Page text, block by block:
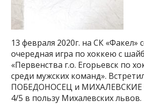
13 февраля 2020г. на СК «Факел»
очередная игра по хоккею с
«Первенства г.о. Егорьевск по
среди мужских команд».
ПОБЕДОНОСЕЦ и МИХАЛЕВСКИЕ
4/5 в пользу Михалевских львов.